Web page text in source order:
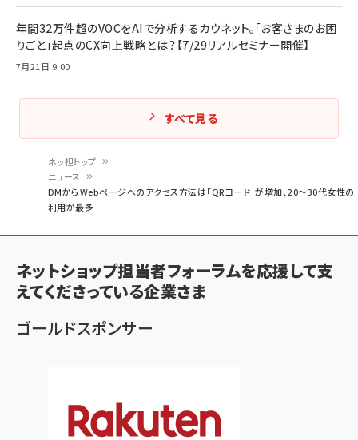
く
ず
ネッ担トップ
ニュース
DMからWebページへのアクセス方法は「QRコード」が増加、20～30代女性の
利用が最多
年間32万件超のVOCをAIで分析するカウネット。「お客さまのお困
りごと」起点のCX向上戦略とは？【7/29リアルセミナー開催】
7月21日 9:00
すべて見る
ネットショップ担当者フォーラムを応援して支
えてくださっている企業さま
ゴールドスポンサー